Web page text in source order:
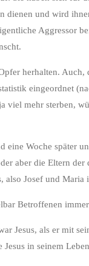
dienen und wird
Aggressor
herhalten.
eingeordnet
viel mehr sterben,
eine Woche später
aber die Eltern
also Josef und Maria
Betroffenen
Jesus, als er mit
in seinem